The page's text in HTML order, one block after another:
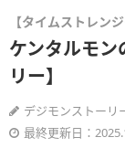
【タイムストレンジ
ケンタルモ
リー】
デジモンストーリ
最終更新日：